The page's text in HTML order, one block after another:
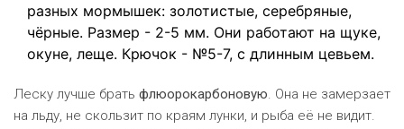
разных мормышек: золотистые, серебряные,
чёрные. Размер - 2-5 мм. Они работают на щуке,
окуне, леще. Крючок - №5-7, с длинным цевьем.
Леску лучше брать флюорокарбоновую. Она не замерзает
на льду, не скользит по краям лунки, и рыба её не видит.